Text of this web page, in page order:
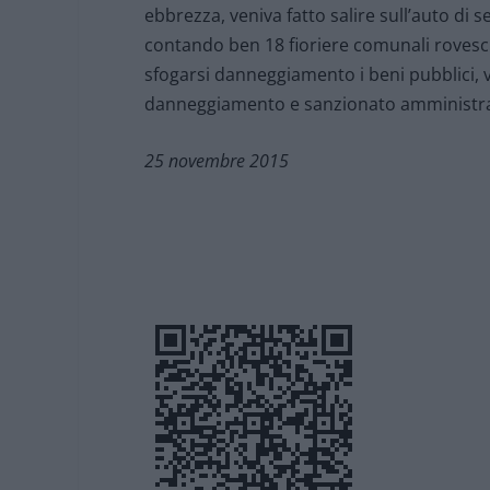
ebbrezza, veniva fatto salire sull’auto di
contando ben 18 fioriere comunali
sfogarsi danneggiamento i beni pubblici,
danneggiamento e sanzionato
25 novembre 2015